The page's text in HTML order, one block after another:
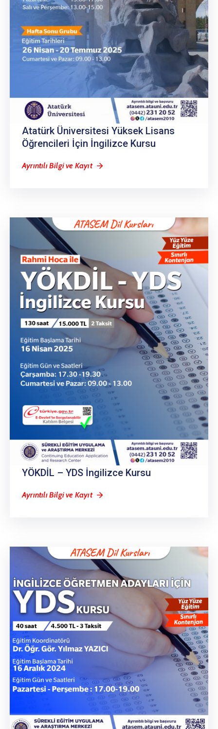
Atatürk Üniversitesi Yüksek Lisans
Öğrencileri İçin İngilizce Kursu
Ayrıntılı Bilgi ve Kayıt
YÖKDİL – YDS İngilizce Kursu
Ayrıntılı Bilgi ve Kayıt